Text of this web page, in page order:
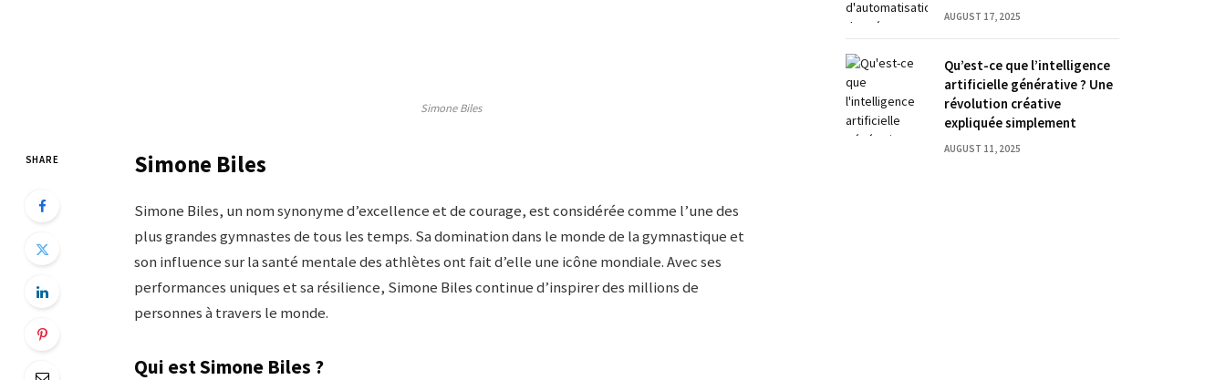
Simone Biles
SHARE Simone Biles
Simone Biles, un nom synonyme d’excellence et de courage, est considérée comme l’une des
plus grandes gymnastes de tous les temps. Sa domination dans le monde de la gymnastique et
son influence sur la santé mentale des athlètes ont fait d’elle une icône mondiale. Avec ses
performances uniques et sa résilience, Simone Biles continue d’inspirer des millions de
personnes à travers le monde.
Qui est Simone Biles ?
AUGUST 17, 2025
Qu’est-ce que l’intelligence
artificielle générative ? Une
révolution créative
expliquée simplement
AUGUST 11, 2025